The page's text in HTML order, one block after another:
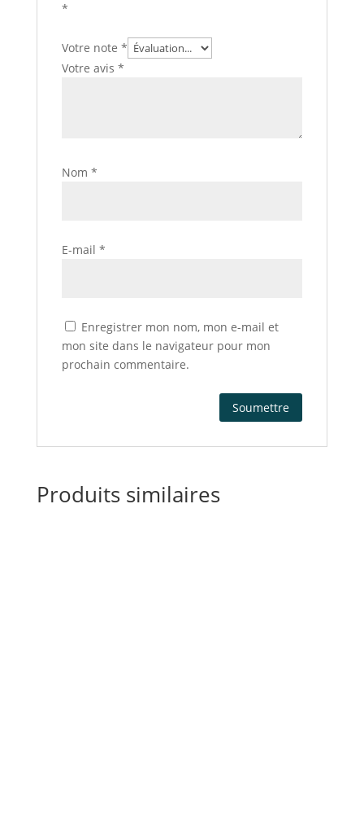
*
Votre note *
Votre avis *
Nom *
E-mail *
Enregistrer mon nom, mon e-mail et
mon site dans le navigateur pour mon
prochain commentaire.
Produits similaires